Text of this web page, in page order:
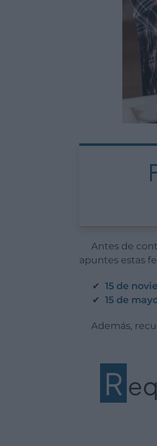
Antes de continuar con los requisitos y detalles del Plan Primera Oportunidad 2022, te recordamos que
apuntes estas
15 de
15 de
Además,
R